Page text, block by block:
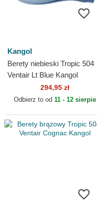
Kangol
Berety niebieski Tropic 504
Ventair Lt Blue Kangol
294,95 zł
Odbierz to od 11 - 12 sierpie